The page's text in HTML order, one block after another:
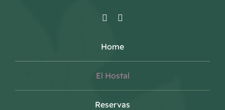
Home
El Hostal
Reservas